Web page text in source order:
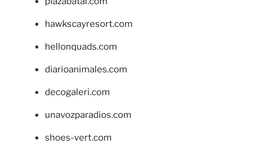
hawkscayresort.com
hellonquads.com
diarioanimales.com
decogaleri.com
unavozparadios.com
shoes-vert.com